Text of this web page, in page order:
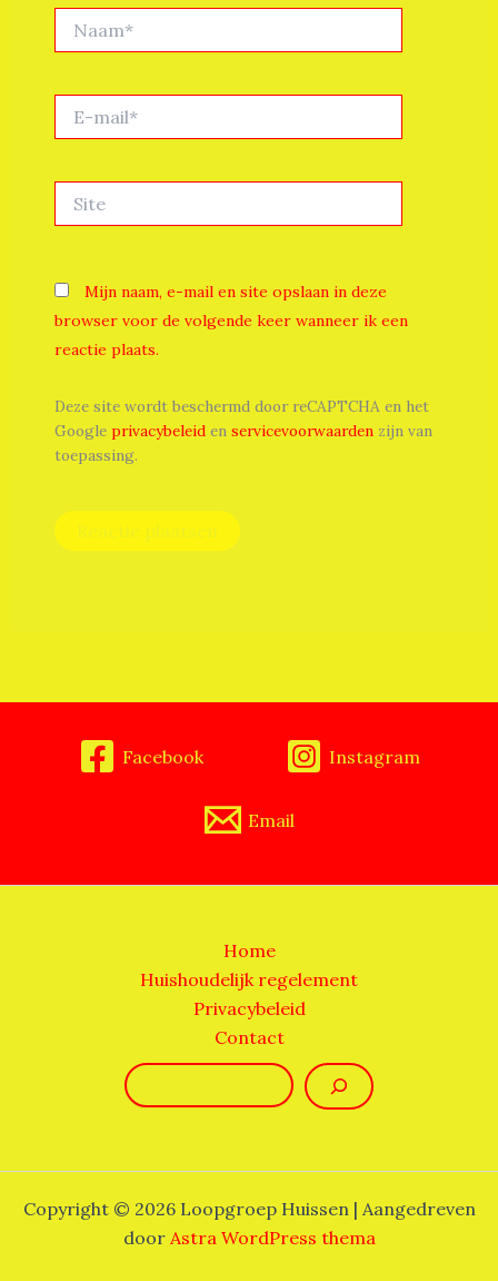
mail*
Mijn naam, e-mail en site opslaan in deze
browser voor de volgende keer wanneer ik een
reactie plaats.
Deze site wordt beschermd door reCAPTCHA en het
Google privacybeleiden servicevoorwaardenzijn van
toepassing.
Facebook Instagram
Email
Home
Huishoudelijk regelement
Privacybeleid
Contact
Zoeken
Copyright © 2026 Loopgroep Huissen | Aangedreven
door Astra WordPress thema